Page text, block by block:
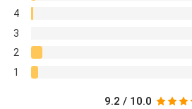
de Zolan, quien cla
4
3
2
1
9.2 / 10.0